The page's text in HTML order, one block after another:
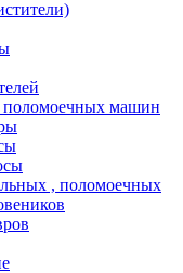
поломоечных машин
, поломоечных